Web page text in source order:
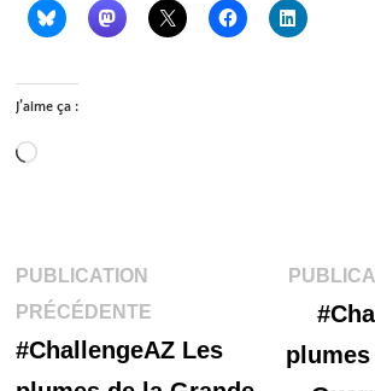
J’aime ça :
Chargement…
Navigation
de
l’article
PUBLICATION
PRÉCÉDENTEPublication
précédente :
#ChallengeAZ Les